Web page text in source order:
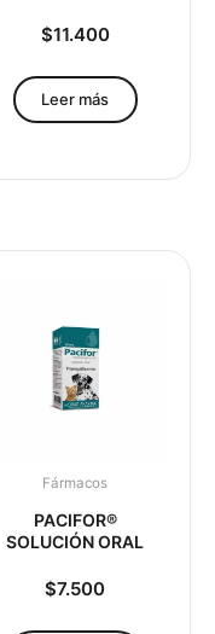
$11.400
Leer más
Fármacos
PACIFOR®
SOLUCIÓN ORAL
$7.500